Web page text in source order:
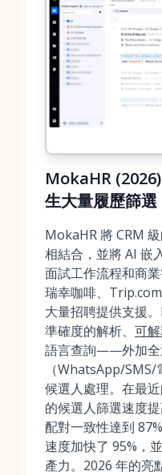
MokaHR
生大量履歷篩選
MokaHR 將 CRM
相結合，並將 AI 嵌
面試工作流程和商
瑞幸咖啡、
大量招聘提供支援
準確度的解析、 可
語言查詢——外加全
（WhatsApp/
候選人處理。在最
的候選人篩選速度
配對一致性達到
速度加快了 95%，
產力。2026 年的亮